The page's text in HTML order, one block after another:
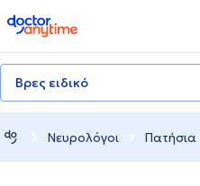
doctoranytime
Βρες ειδικό
Νευρολόγοι Πατήσια